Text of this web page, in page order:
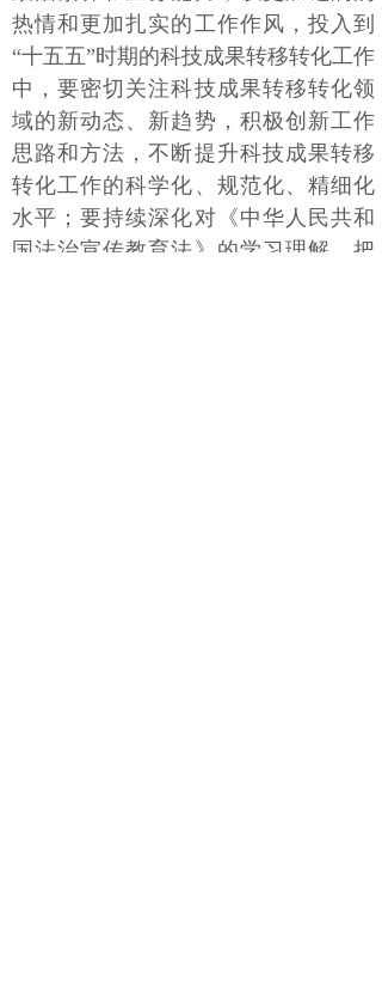
热情和更加扎实的工作作风，投入到
“十五五”时期的科技成果转移转化工作
中，要密切关注科技成果转移转化领
域的新动态、新趋势，积极创新工作
思路和方法，不断提升科技成果转移
转化工作的科学化、规范化、精细化
水平；要持续深化对《中华人民共和
国法治宣传教育法》的学习理解，把